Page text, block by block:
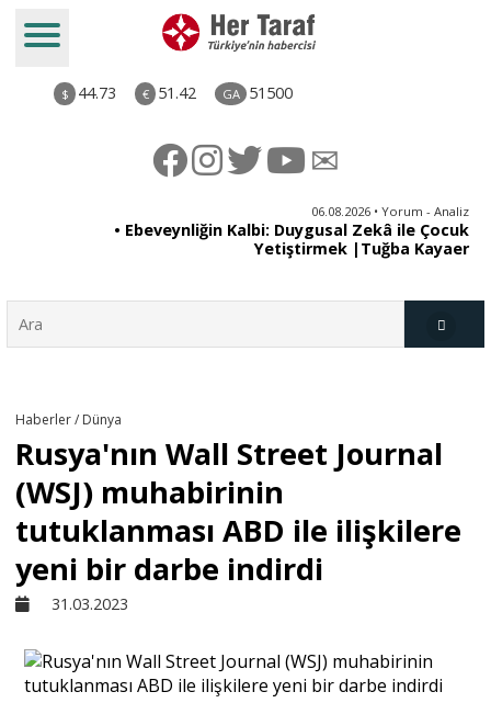
$ 44.73 € 51.42 GA 51500
06.08.2026 • Yorum - Analiz
• Ebeveynliğin Kalbi: Duygusal Zekâ ile Çocuk
Yetiştirmek |Tuğba Kayaer
Derkenar
Sivil Toplum
Ekonomi
Haberler / Dünya
Rusya'nın Wall Street Journal
(WSJ) muhabirinin
tutuklanması ABD ile ilişkilere
yeni bir darbe indirdi
31.03.2023